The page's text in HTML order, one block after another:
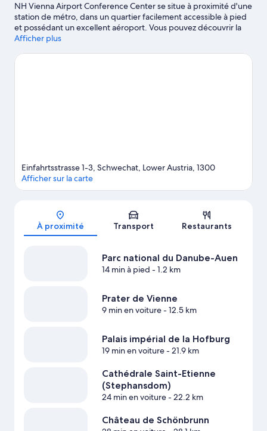
NH Vienna Airport Conference Center se situe à proximité d'une
station de métro, dans un quartier facilement accessible à pied
et possédant un excellent aéroport. Vous pouvez découvrir la
beauté naturelle de la région en visitant ce site : Prater de
Belvédère et Palais impérial de la Hofburg. Pour assister à un
Afficher plus
Carte
Einfahrtsstrasse 1-3, Schwechat, Lower Austria, 1300
Afficher sur la carte
À proximité Transport Restaurants
Parc national du Danube-Auen
14 min à pied - 1.2 km
Prater de Vienne
9 min en voiture- 12.5 km
Palais impérial de la Hofburg
19 min en voiture- 21.9 km
Cathédrale Saint-Etienne
(Stephansdom)
24 min en voiture- 22.2 km
Château de Schönbrunn